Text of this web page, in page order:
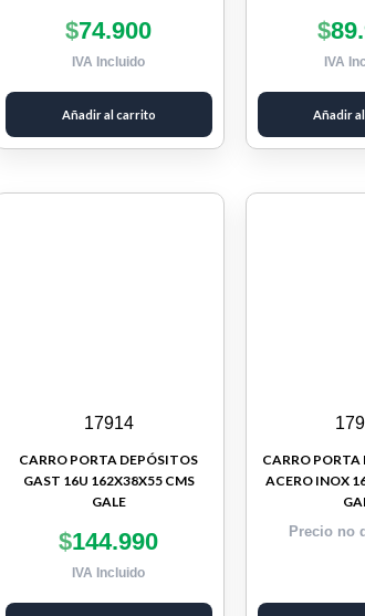
$74.900
IVA Incluido
Añadir al carrito
$
IVA
Añadir
17914
CARRO PORTA DEPÓSITOS
GAST 16U 162X38X55 CMS
GALE
$144.990
IVA Incluido
CARRO PORTA
ACERO INOX
Precio no